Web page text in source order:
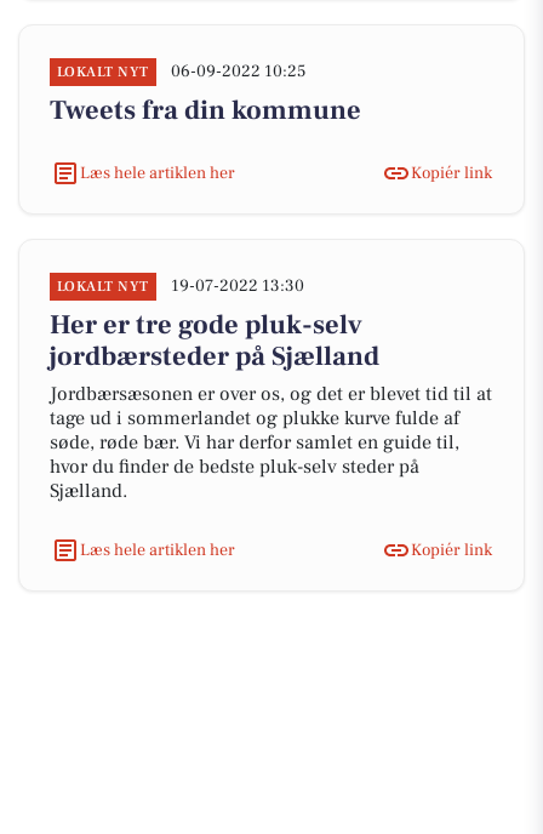
LOKALT NYT 06-09-2022 10:25
Tweets fra din kommune
Læs hele artiklen her Kopiér link
LOKALT NYT 19-07-2022 13:30
Her er tre gode pluk-selv
jordbærsteder på Sjælland
Jordbærsæsonen er over os, og det er blevet tid til at
tage ud i sommerlandet og plukke kurve fulde af
søde, røde bær. Vi har derfor samlet en guide til,
hvor du finder de bedste pluk-selv steder på
Sjælland.
Læs hele artiklen her Kopiér link